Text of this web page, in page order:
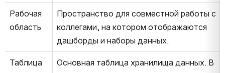
Рабочая
область
Пространство для совместной работы с
коллегами, на котором отображаются
дашборды и наборы данных.
Таблица
Основная таблица хранилища данных. В